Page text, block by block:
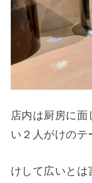
店内は厨房に面
い２人がけのテ
けして広いとは